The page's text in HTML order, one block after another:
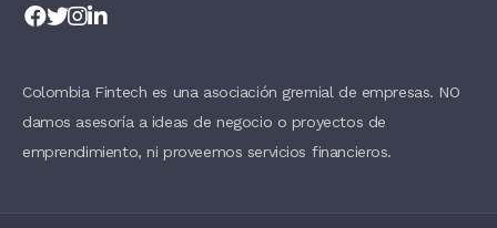
L
A
K
Colombia Fintech es una asociación gremial de empresas. NO
damos asesoría a ideas de negocio o proyectos de
emprendimiento, ni proveemos servicios financieros.